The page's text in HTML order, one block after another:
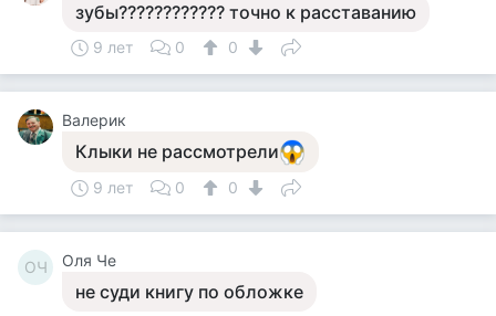
зубы???????????? точно к расставанию
9 лет 0 0
Валерик
Клыки не рассмотрели
9 лет 0 0
ОЧ Оля Че
не суди книгу по обложке